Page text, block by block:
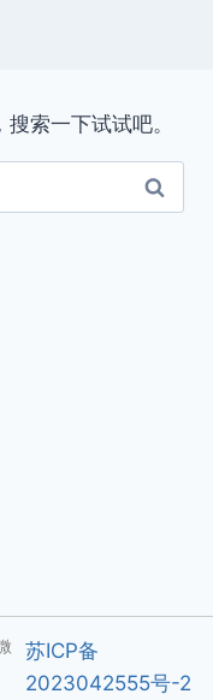
索一下试试吧。
苏ICP备
2023042555号-2